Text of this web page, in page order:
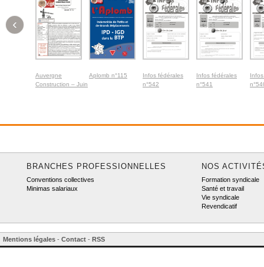
Auvergne
Construction – Juin
Aplomb n°115
Infos fédérales
n°542
Infos fédérales
n°541
‹
BRANCHES PROFESSIONNELLES
Conventions collectives
Minimas salariaux
NOS
Formation syndicale
Santé et travail
Vie syndicale
Revendicatif
Mentions légales - Contact - RSS